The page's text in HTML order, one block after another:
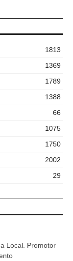
1813
1369
1789
1388
66
1075
1750
2002
29
Local. Promotor